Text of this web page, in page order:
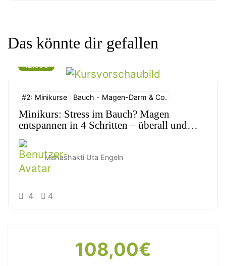
Das könnte dir gefallen
12,00€
#2: Minikurse Bauch - Magen-Darm & Co.
Minikurs: Stress im Bauch? Magen
entspannen in 4 Schritten – überall und
Mahashakti Uta Engeln
4 4
108,00€